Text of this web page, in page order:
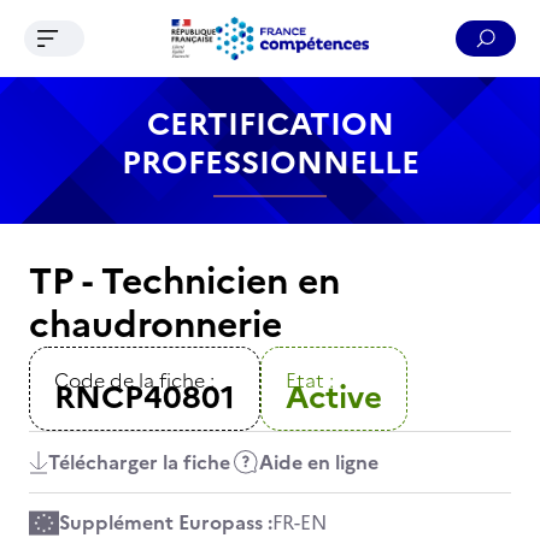
Contenu Recherche Menu Pied de page
Ouvrir le menu de navigation
CERTIFICATION
PROFESSIONNELLE
TP - Technicien en
chaudronnerie
Code de la fiche :
RNCP40801 Etat :
Active
Télécharger la fiche Aide en ligne
Supplément Europass :FR-EN